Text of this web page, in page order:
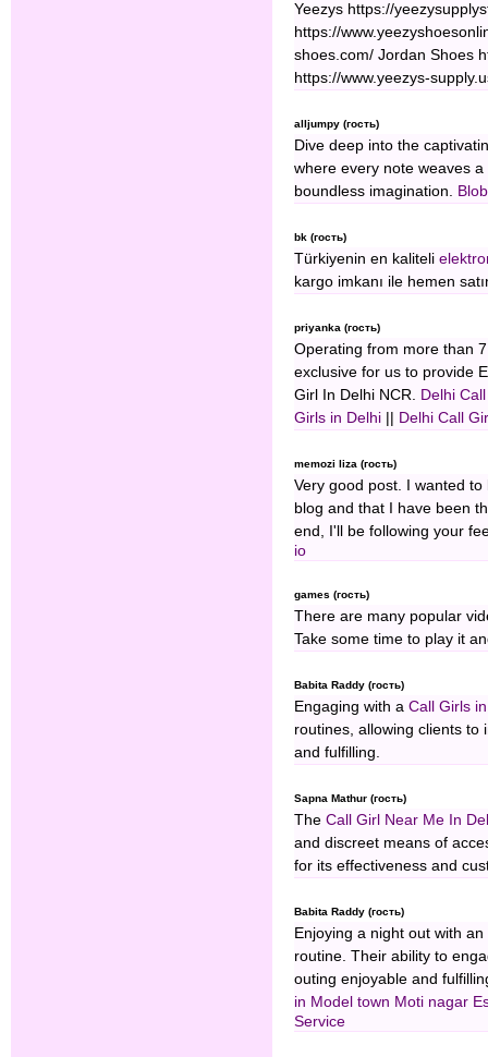
Yeezys https://
https://
shoes.com/ Jordan Shoes
https://www.yeezys-
alljumpy (гость)
Dive deep into the
where every note weaves
boundless imagination.
bk (гость)
Türkiyenin en kaliteli
kargo imkanı ile hemen
priyanka (гость)
Operating from more than
exclusive for us to provide
Girl In Delhi NCR. Delhi
Girls in Delhi
Delhi Call
memozi liza (гость)
Very good post. I wanted
blog and that I have been
end, I'll be following your
io
games (гость)
There are many popular
Take some time to play it
Babita Raddy (гость)
Engaging with a Call Girls
routines, allowing clients to
and fulfilling.
Sapna Mathur (гость)
The Call Girl Near Me In
and discreet means of
for its effectiveness and
Babita Raddy (гость)
Enjoying a night out with
routine. Their ability to
outing enjoyable and
in Model town Moti nagar
Service